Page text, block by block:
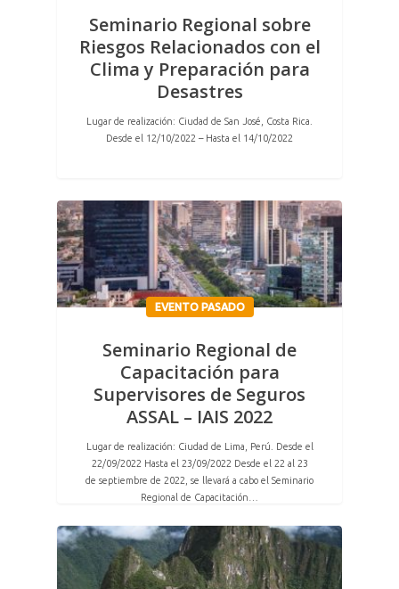
Seminario Regional sobre
Riesgos Relacionados con el
Clima y Preparación para
Desastres
Lugar de realización: Ciudad de San José, Costa Rica.
Desde el 12/10/2022 – Hasta el 14/10/2022
EVENTO PASADO
Seminario Regional de
Capacitación para
Supervisores de Seguros
ASSAL – IAIS 2022
Lugar de realización: Ciudad de Lima, Perú. Desde el
22/09/2022 Hasta el 23/09/2022 Desde el 22 al 23
de septiembre de 2022, se llevará a cabo el Seminario
Regional de Capacitación…